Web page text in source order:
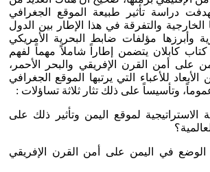
دراسة تأثير طبيعة الموقع الجغرافي
والتفرقة في هذا الإطار بين الدول
وأبرزها مؤلفات ضابط البحرية الأمريكي
كتاب كابلان يتضمن إطاراً شاملاً مهماً لفهم
على أمن القرن الإفريقي والبحر الأحمر،
للأعباء التي يرتبها الموقع الجغرافي
وتأسيساً على ذلك تثار ثلاثة تساؤلات :
الاستراتيجية لموقع اليمن وتأثير ذلك على
الوضع في اليمن على أمن القرن الإفريقي